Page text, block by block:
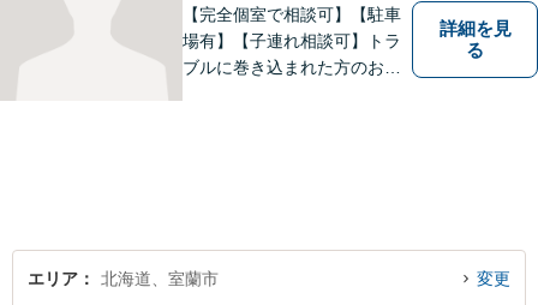
【完全個室で相談可】【駐車
場有】【子連れ相談可】トラ
ブルに巻き込まれた方のお力
詳細を見
る
エリア 北海道、室蘭市 変更